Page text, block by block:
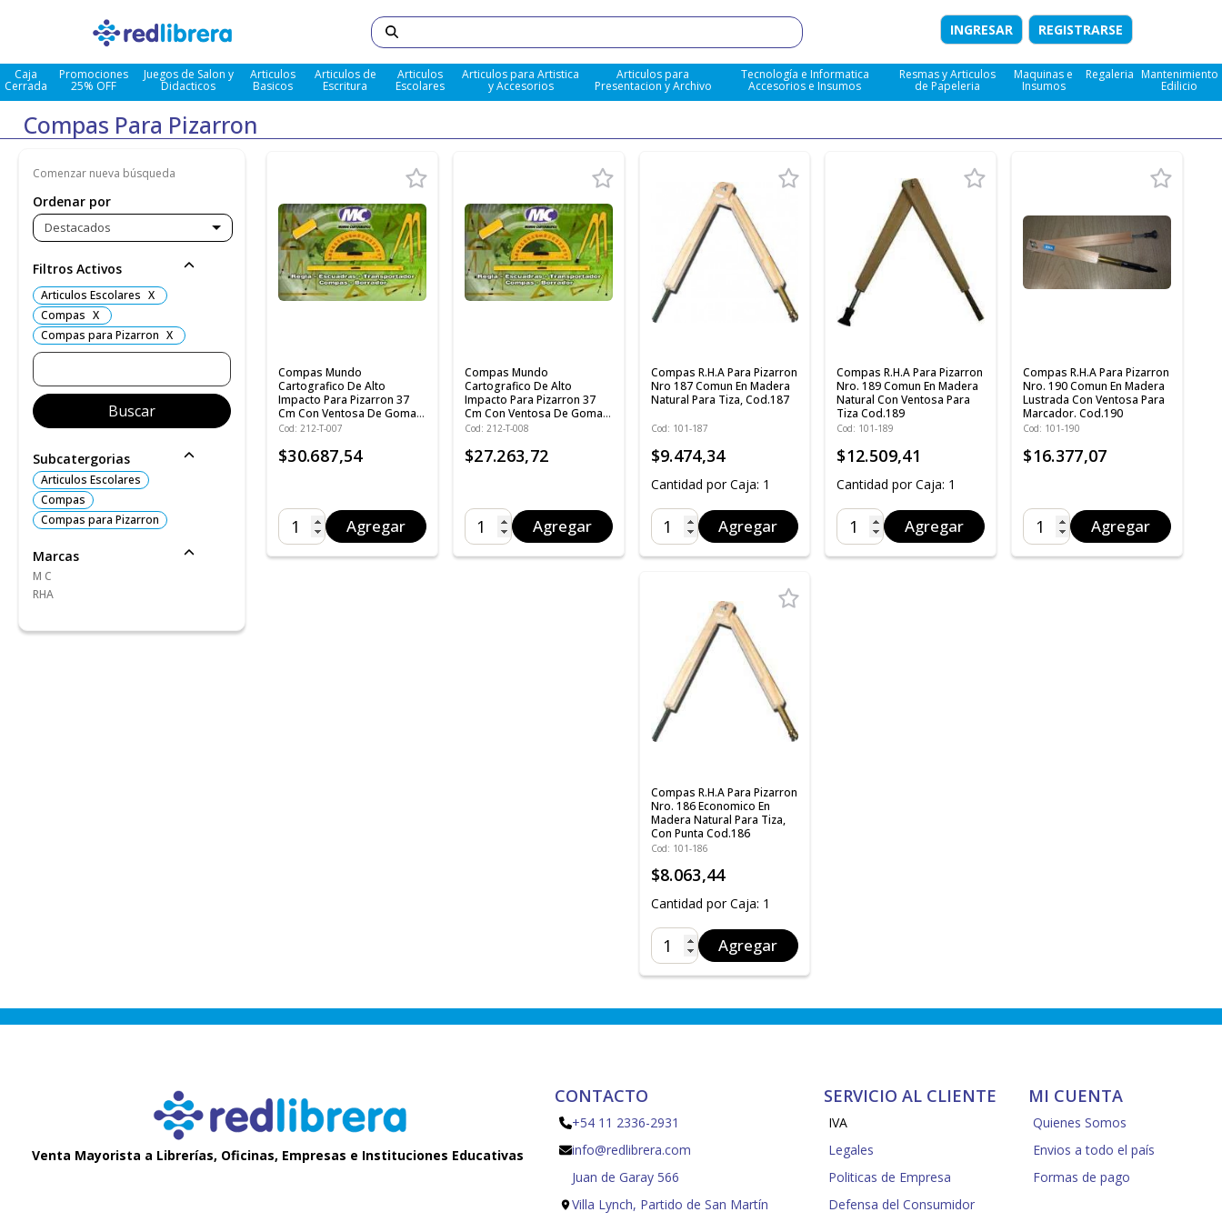
INGRESAR REGISTRARSE
Caja
Cerrada
Promociones
25% OFF
Juegos de Salon y
Didacticos
Articulos
Basicos
Articulos de
Escritura
Articulos
Escolares
Articulos para Artistica
y Accesorios
Articulos para
Presentacion y Archivo
Tecnología e Informatica
Accesorios e Insumos
Resmas y Articulos
de Papeleria
Maquinas e
Insumos
Regaleria Mantenimiento
Edilicio
Compas Para Pizarron
Comenzar nueva búsqueda
Ordenar por
Destacados
Filtros Activos
Articulos Escolares X
Compas X
Compas para Pizarron X
Subcatergorias
Articulos Escolares
Compas
Compas para Pizarron
Marcas
M C
RHA
Compas Mundo
Cartografico De Alto
Impacto Para Pizarron 37
Cm Con Ventosa De Goma
Para Tiza Cod. T-007
Cod: 212-T-007
$30.687,54
Agregar
Compas Mundo
Cartografico De Alto
Impacto Para Pizarron 37
Cm Con Ventosa De Goma
Para Marcador Cod. T-008
Cod: 212-T-008
$27.263,72
Agregar
Compas R.H.A Para Pizarron
Nro 187 Comun En Madera
Natural Para Tiza, Cod.187
Cod: 101-187
$9.474,34
Cantidad por Caja: 1
Agregar
Compas R.H.A Para Pizarron
Nro. 189 Comun En Madera
Natural Con Ventosa Para
Tiza Cod.189
Cod: 101-189
$12.509,41
Cantidad por Caja: 1
Agregar
Compas R.H.A Para Pizarron
Nro. 190 Comun En Madera
Lustrada Con Ventosa Para
Marcador. Cod.190
Cod: 101-190
$16.377,07
Agregar
Compas R.H.A Para Pizarron
Nro. 186 Economico En
Madera Natural Para Tiza,
Con Punta Cod.186
Cod: 101-186
$8.063,44
Cantidad por Caja: 1
Agregar
Venta Mayorista a Librerías, Oficinas, Empresas e Instituciones Educativas
CONTACTO
+54 11 2336-2931
info@redlibrera.com
Juan de Garay 566
Villa Lynch, Partido de San Martín
SERVICIO AL CLIENTE
IVA
Legales
Politicas de Empresa
Defensa del Consumidor
MI CUENTA
Quienes Somos
Envios a todo el país
Formas de pago